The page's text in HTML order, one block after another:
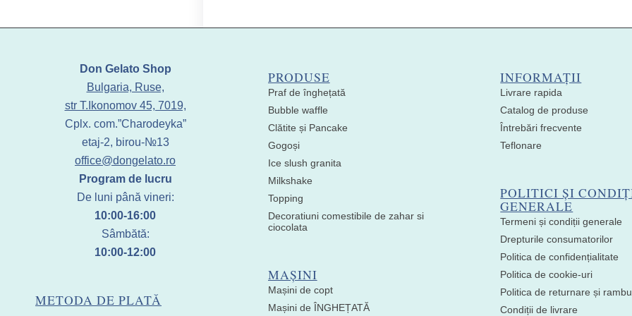
Don Gelato Shop
Bulgaria, Ruse,
str T.Ikonomov 45, 7019,
Cplx. com.”Charodeyka”
etaj-2, birou-№13
office@dongelato.ro
Program de lucru
De luni până vineri:
10:00-16:00
Sâmbătă:
10:00-12:00
METODA DE PLATĂ
PRODUSE
Praf de înghețată
Bubble waffle
Clătite și Pancake
Gogoși
Ice slush granita
Milkshake
Topping
Decoratiuni comestibile de zahar si
ciocolata
MAȘINI
Mașini de copt
Mașini de ÎNGHEȚATĂ
INFORMAȚII
Livrare rapida
Catalog de produse
Întrebări frecvente
Teflonare
POLITICI ȘI
GENERALE
Termeni și condiții generale
Drepturile consumatorilor
Politica de confidențialitate
Politica de cookie-uri
Politica de returnare și
Condiții de livrare